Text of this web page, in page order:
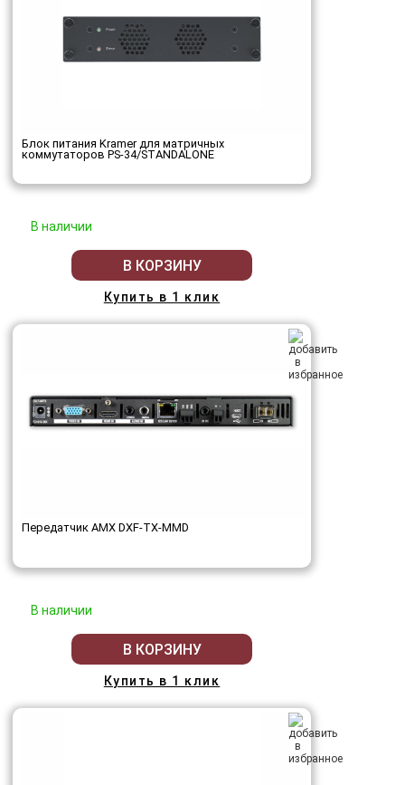
Блок питания Kramer для матричных
коммутаторов PS-34/STANDALONE
В наличии
В КОРЗИНУ
Купить в 1 клик
Передатчик AMX DXF-TX-MMD
В наличии
В КОРЗИНУ
Купить в 1 клик